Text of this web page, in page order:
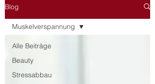
Blog
Alle Beiträge
Beauty
Stressabbau
Muskelverspannung